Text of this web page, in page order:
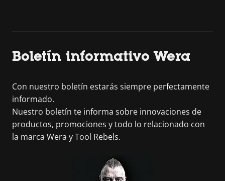
Boletín informativo Wera
Con nuestro boletín estarás siempre perfectamente
informado.
Nuestro boletín te informa sobre innovaciones de
productos, promociones y todo lo relacionado con
la marca Wera y Tool Rebels.